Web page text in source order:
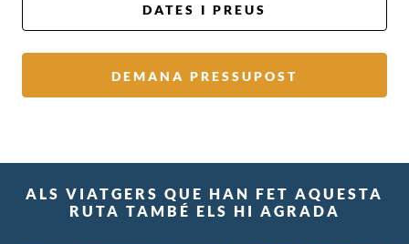
DATES I PREUS
DEMANA PRESSUPOST
ALS VIATGERS QUE HAN FET AQUESTA
RUTA TAMBÉ ELS HI AGRADA